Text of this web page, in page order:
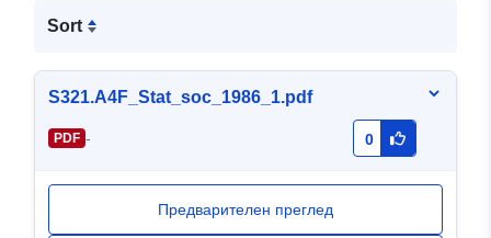
Sort
S321.A4F_Stat_soc_1986_1.pdf
PDF - 0
Предварителен преглед